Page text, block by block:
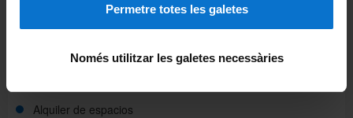
Permetre totes les galetes
Només utilitzar les galetes necessàries
Alquiler de espacios